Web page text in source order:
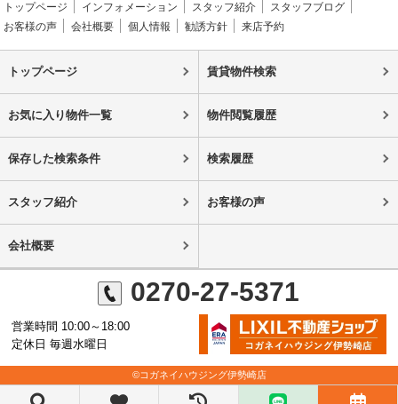
トップページ インフォメーション スタッフ紹介
スタッフブログ
お客様の声
会社概要 個人情報 勧誘方針 来店予約
トップページ 賃貸物件検索
お気に入り物件一覧 物件閲覧履歴
保存した検索条件 検索履歴
スタッフ紹介 お客様の声
会社概要
0270-27-5371
営業時間 10:00～18:00
定休日 毎週水曜日
©コガネイハウジング伊勢崎店